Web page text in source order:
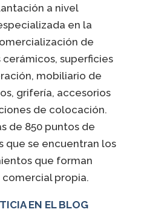
a nivel
en la
de
superficies
mobiliario de
grifería, accesorios
de colocación.
de 850 puntos de
que se encuentran los
que forman
propia.
EN EL BLOG